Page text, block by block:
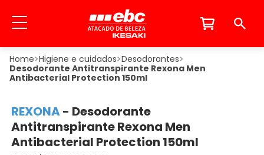
Higiene e cuidados Desodorantes
Desodorante Antitranspirante Rexona Men
Antibacterial Protection 150ml
REXONA- Desodorante
Antitranspirante Rexona Men
Antibacterial Protection 150ml